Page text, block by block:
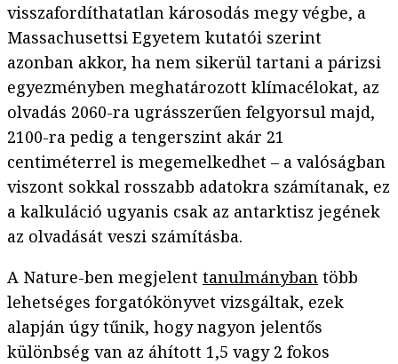
visszafordíthatatlan károsodás megy végbe, a
Massachusettsi Egyetem kutatói szerint
azonban akkor, ha nem sikerül tartani a párizsi
egyezményben meghatározott klímacélokat, az
olvadás 2060-ra ugrásszerűen felgyorsul majd,
2100-ra pedig a tengerszint akár 21
centiméterrel is megemelkedhet – a valóságban
viszont sokkal rosszabb adatokra számítanak, ez
a kalkuláció ugyanis csak az antarktisz jegének
az olvadását veszi számításba.
A Nature-ben megjelent tanulmányban több
lehetséges forgatókönyvet vizsgáltak, ezek
alapján úgy tűnik, hogy nagyon jelentős
különbség van az áhított 1,5 vagy 2 fokos